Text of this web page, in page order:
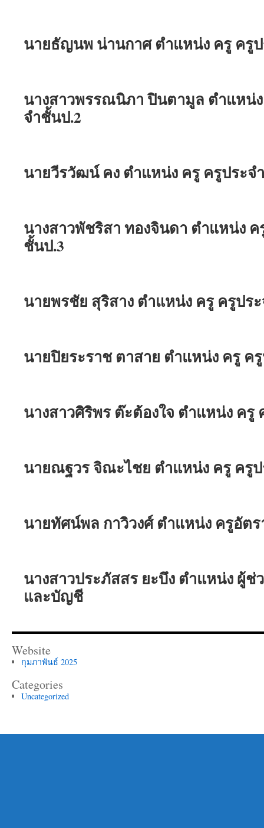
นายธัญนพ น่านกาศ ตำแหน่ง ครู ครู
นางสาวพรรณนิภา ปินตามูล ตำแหน่
จำชั้นป.2
นายวีรวัฒน์ คง ตำแหน่ง ครู ครูประจ
นางสาวพัชริสา ทองจินดา ตำแหน่ง ค
ชั้นป.3
นายพรชัย สุริสาง ตำแหน่ง ครู ครูปร
นายปิยระราช ตาสาย ตำแหน่ง ครู ค
นางสาวศิริพร ต๊ะต้องใจ ตำแหน่ง ครู
นายณฐวร จิณะไชย ตำแหน่ง ครู ครู
นายทัศน์พล กาวิวงศ์ ตำแหน่ง ครูอัต
นางสาวประภัสสร ยะบึง ตำแหน่ง ผู้ช่
และบัญชี
Website
กุมภาพันธ์ 2025
Categories
Uncategorized